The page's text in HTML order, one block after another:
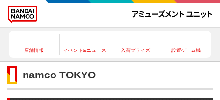
店舗情報 イベント&ニュース 入荷プライズ 設置ゲーム機
namco TOKYO